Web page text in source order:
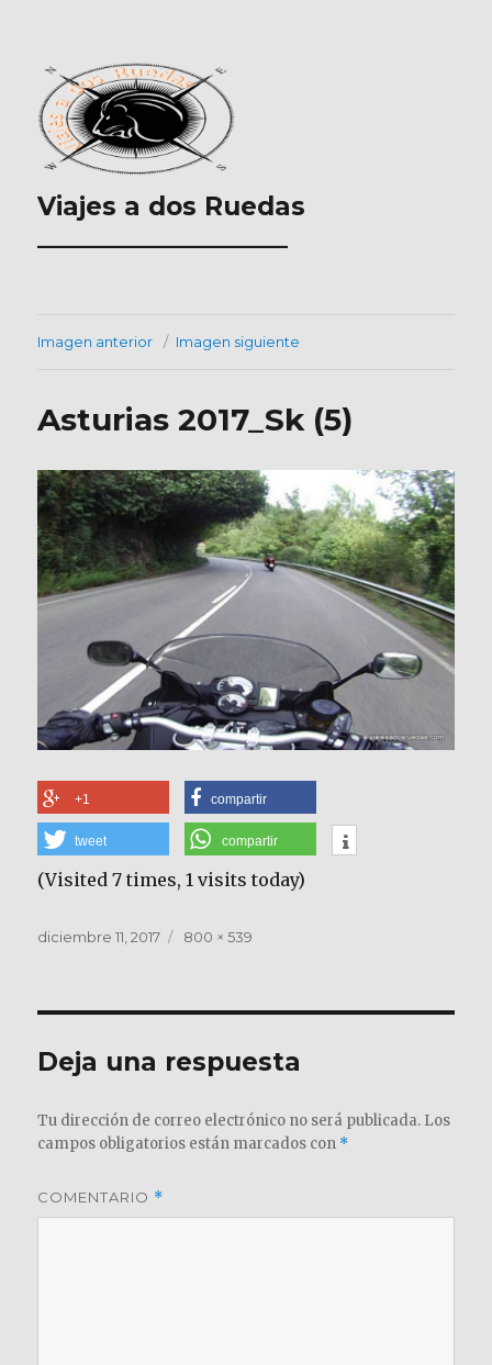
Viajes a dos Ruedas
___________________
Imagen anterior Imagen siguiente
Asturias 2017_Sk (5)
+1 compartir
tweet compartir
(Visited 7 times, 1 visits today)
Publicado
diciembre 11, 2017
Tamaño
800 × 539
Deja una respuesta
Tu dirección de correo electrónico no será publicada. Los
campos obligatorios están marcados con *
COMENTARIO *